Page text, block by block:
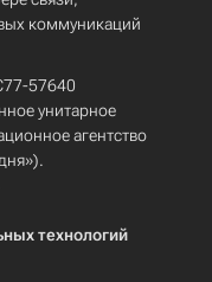
коммуникаций
57640
унитарное
агентство
технологий